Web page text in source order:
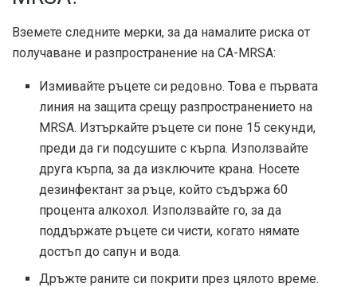
Вземете следните мерки, за да намалите риска от
получаване и разпространение на CA-MRSA:
Измивайте ръцете си редовно. Това е първата
линия на защита срещу разпространението на
MRSA. Изтъркайте ръцете си поне 15 секунди,
преди да ги подсушите с кърпа. Използвайте
друга кърпа, за да изключите крана. Носете
дезинфектант за ръце, който съдържа 60
процента алкохол. Използвайте го, за да
поддържате ръцете си чисти, когато нямате
достъп до сапун и вода.
Дръжте раните си покрити през цялото време.